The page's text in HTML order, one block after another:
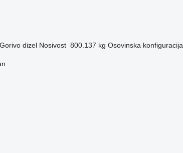
Gorivo dizel Nosivost 800.137 kg Osovinska konfiguracija